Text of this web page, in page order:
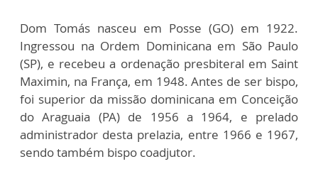
Dom Tomás nasceu em Posse (GO) em 1922.
Ingressou na Ordem Dominicana em São Paulo
(SP), e recebeu a ordenação presbiteral em Saint
Maximin, na França, em 1948. Antes de ser bispo,
foi superior da missão dominicana em Conceição
do Araguaia (PA) de 1956 a 1964, e prelado
administrador desta prelazia, entre 1966 e 1967,
sendo também bispo coadjutor.